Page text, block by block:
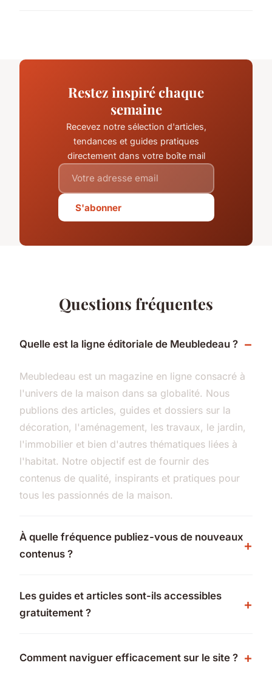
Restez inspiré chaque
semaine
Recevez notre sélection d'articles,
tendances et guides pratiques
directement dans votre boîte mail
S'abonner
Questions fréquentes
Quelle est la ligne éditoriale de Meubledeau ?
Meubledeau est un magazine en ligne consacré à
l'univers de la maison dans sa globalité. Nous
publions des articles, guides et dossiers sur la
décoration, l'aménagement, les travaux, le jardin,
l'immobilier et bien d'autres thématiques liées à
l'habitat. Notre objectif est de fournir des
contenus de qualité, inspirants et pratiques pour
tous les passionnés de la maison.
À quelle fréquence publiez-vous de nouveaux
contenus ?
Les guides et articles sont-ils accessibles
gratuitement ?
Comment naviguer efficacement sur le site ?